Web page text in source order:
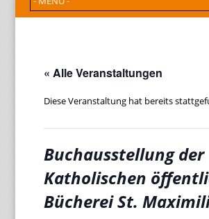
« Alle Veranstaltungen
Diese Veranstaltung hat bereits
Buchausstellung der
Katholischen
Bücherei St.